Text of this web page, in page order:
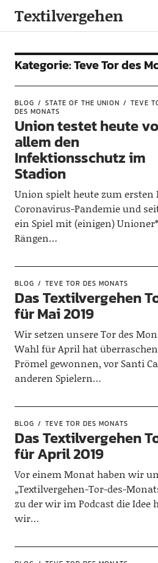
Textilvergehen
Kategorie:Teve Tor des
BLOG STATE OF THE UNION
TEVE
DES MONATS
Union testet heute
allem den
Infektionsschutz im
Stadion
Union spielt heute zum ersten
Coronavirus-Pandemie und
ein Spiel mit (einigen)
Rängen…
BLOG TEVE TOR DES MONATS
Das Textilvergehen
für Mai 2019
Wir setzen unsere Tor des
Wahl für April hat
Prömel gewonnen, vor Santi
anderen Spielern…
BLOG TEVE TOR DES MONATS
Das Textilvergehen
für April 2019
Vor einem Monat haben wir
„Textilvergehen-Tor-des-
zu der wir im Podcast die
wir…